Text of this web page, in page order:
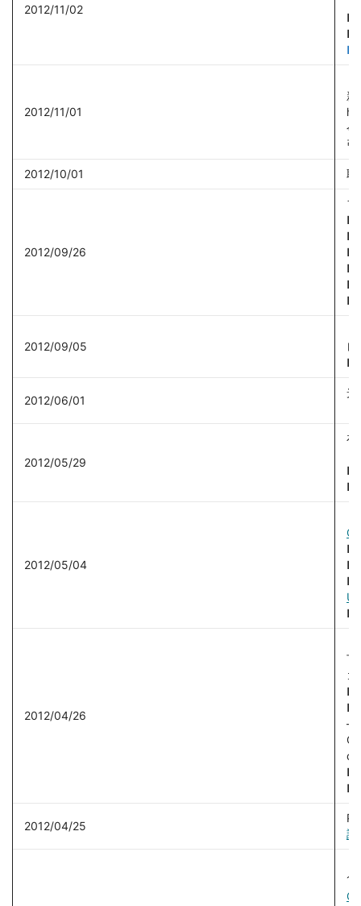
2012/11/02
■
■
■
2012/11/01
新
今
引
2012/10/01 取
2012/09/26
フ
■
■
■
■
■
■
2012/09/05
■
2012/06/01
光
2012/05/29
在
■
■
2012/05/04
■
■
■
■
2012/04/26
下
ゴ
■
■
2012/04/25
調
1)